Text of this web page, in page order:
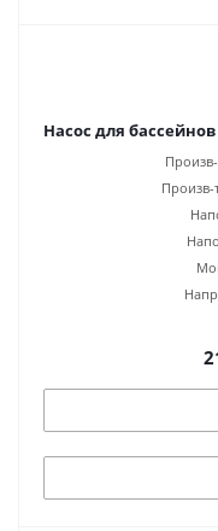
Насос для бассейнов
Произв-